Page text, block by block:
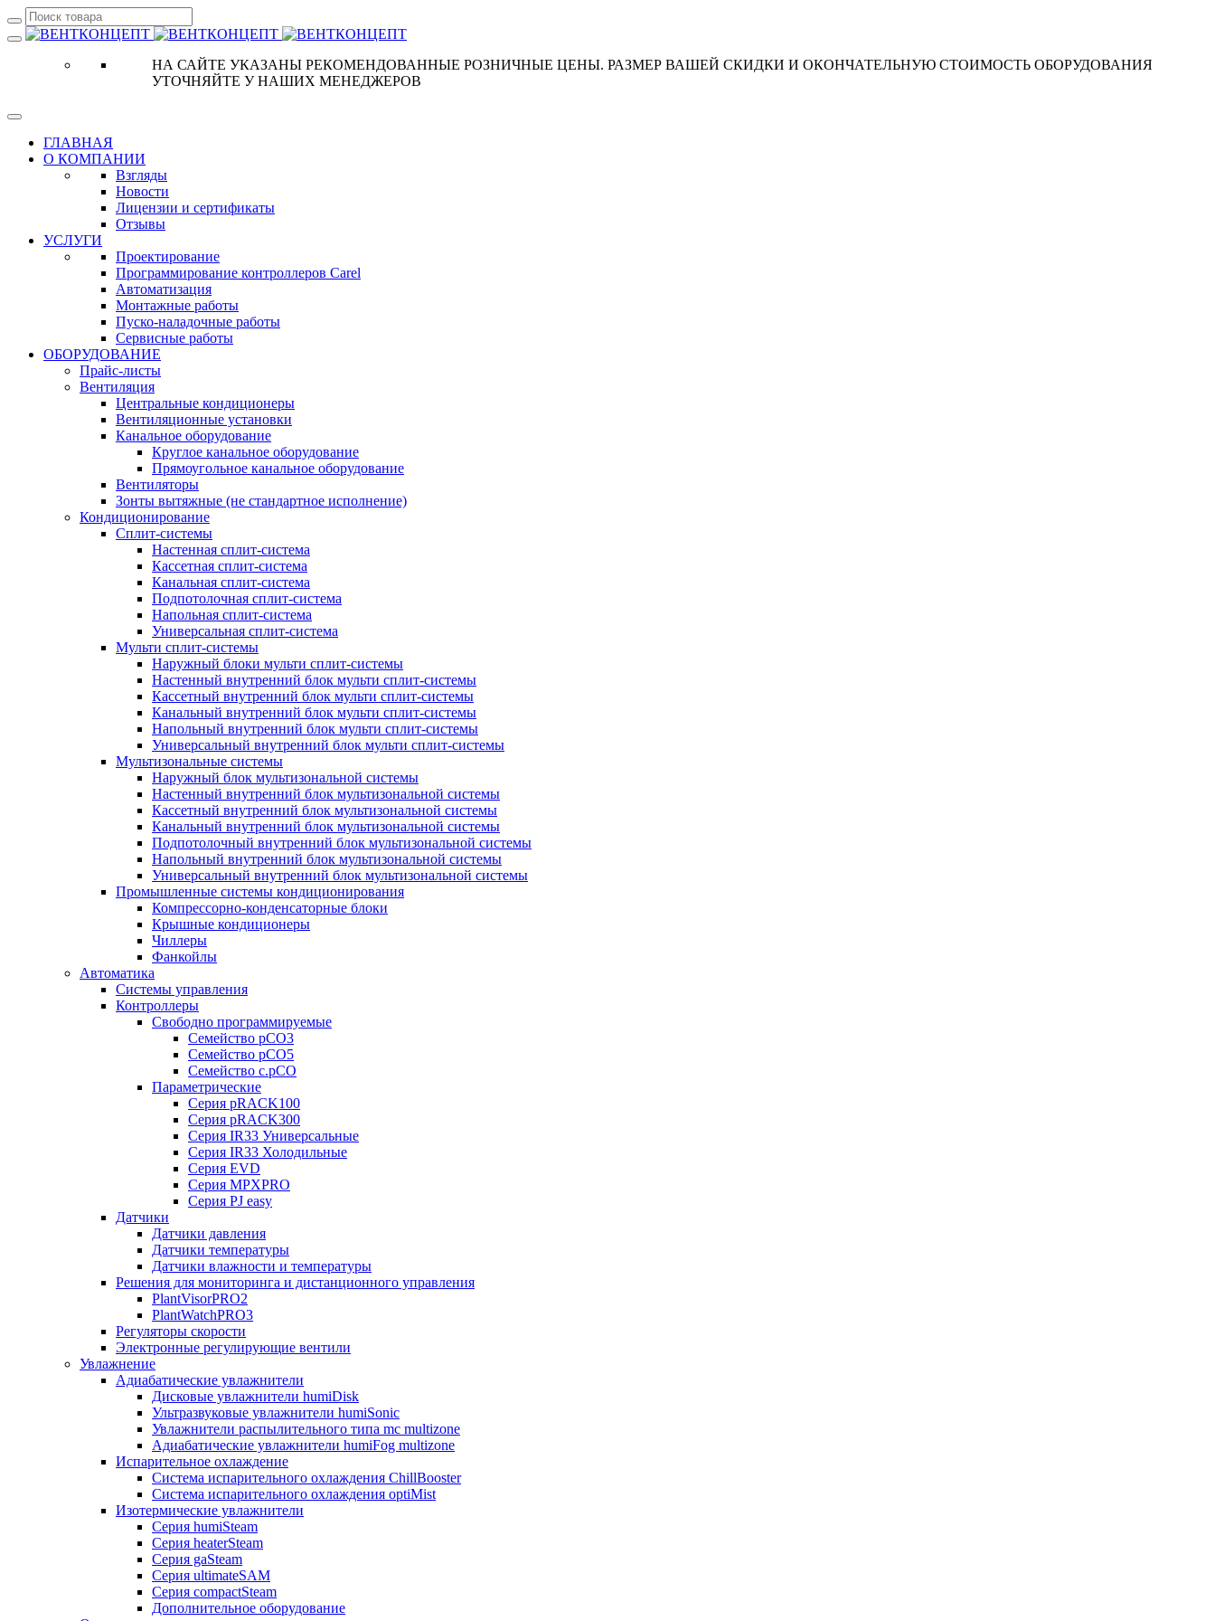
НА САЙТЕ УКАЗАНЫ РЕКОМЕНДОВАННЫЕ РОЗНИЧНЫЕ ЦЕНЫ. РАЗМЕР ВАШЕЙ СКИДКИ И ОКОНЧАТЕЛЬНУЮ СТОИМОСТЬ ОБОРУДОВАНИЯ
УТОЧНЯЙТЕ У НАШИХ МЕНЕДЖЕРОВ
ГЛАВНАЯ
О КОМПАНИИ
Взгляды
Новости
Лицензии и сертификаты
Отзывы
УСЛУГИ
Проектирование
Программирование контроллеров Carel
Автоматизация
Монтажные работы
Пуско-наладочные работы
Сервисные работы
ОБОРУДОВАНИЕ
Прайс-листы
Вентиляция
Центральные кондиционеры
Вентиляционные установки
Канальное оборудование
Круглое канальное оборудование
Прямоугольное канальное оборудование
Вентиляторы
Зонты вытяжные (не стандартное исполнение)
Кондиционирование
Сплит-системы
Настенная сплит-система
Кассетная сплит-система
Канальная сплит-система
Подпотолочная сплит-система
Напольная сплит-система
Универсальная сплит-система
Мульти сплит-системы
Наружный блоки мульти сплит-системы
Настенный внутренний блок мульти сплит-системы
Кассетный внутренний блок мульти сплит-системы
Канальный внутренний блок мульти сплит-системы
Напольный внутренний блок мульти сплит-системы
Универсальный внутренний блок мульти сплит-системы
Мультизональные системы
Наружный блок мультизональной системы
Настенный внутренний блок мультизональной системы
Кассетный внутренний блок мультизональной системы
Канальный внутренний блок мультизональной системы
Подпотолочный внутренний блок мультизональной системы
Напольный внутренний блок мультизональной системы
Универсальный внутренний блок мультизональной системы
Промышленные системы кондиционирования
Компрессорно-конденсаторные блоки
Крышные кондиционеры
Чиллеры
Фанкойлы
Автоматика
Системы управления
Контроллеры
Свободно программируемые
Семейство pCO3
Семейство pCO5
Семейство c.pCO
Параметрические
Серия pRACK100
Серия pRACK300
Серия IR33 Универсальные
Серия IR33 Холодильные
Серия EVD
Серия MPXPRO
Серия PJ easy
Датчики
Датчики давления
Датчики температуры
Датчики влажности и температуры
Решения для мониторинга и дистанционного управления
PlantVisorPRO2
PlantWatchPRO3
Регуляторы скорости
Электронные регулирующие вентили
Увлажнение
Адиабатические увлажнители
Дисковые увлажнители humiDisk
Ультразвуковые увлажнители humiSonic
Увлажнители распылительного типа mc multizone
Адиабатические увлажнители humiFog multizone
Испарительное охлаждение
Система испарительного охлаждения ChillBooster
Система испарительного охлаждения optiMist
Изотермические увлажнители
Серия humiSteam
Серия heaterSteam
Серия gaSteam
Серия ultimateSAM
Серия compactSteam
Дополнительное оборудование